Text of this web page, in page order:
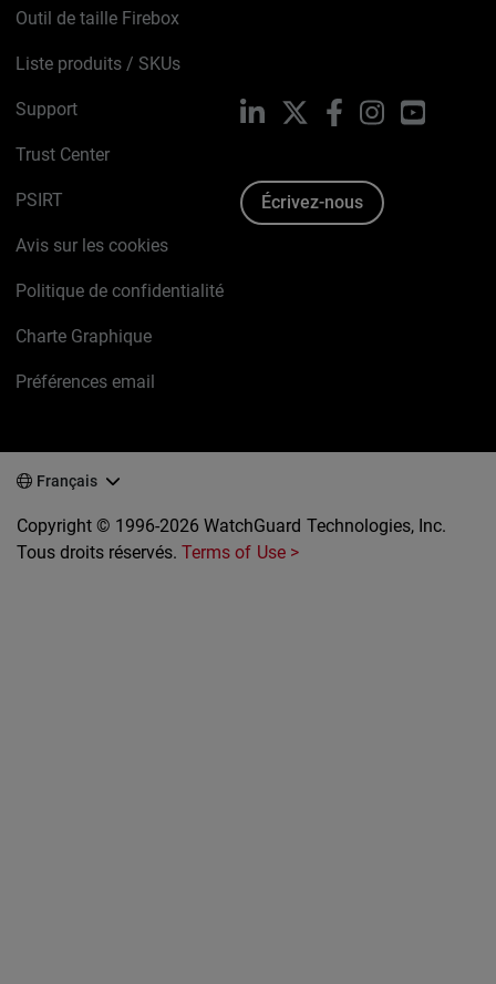
Outil de taille Firebox
Liste produits / SKUs
Support
Trust Center
PSIRT
Avis sur les cookies
Politique de confidentialité
Charte Graphique
Préférences email
LinkedIn FacebookInstagramYouTube
Écrivez-nous
Français
Copyright © 1996-2026 WatchGuard Technologies, Inc.
Tous droits réservés.Terms of Use >